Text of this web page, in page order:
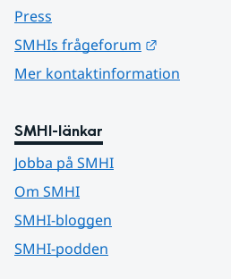
Press
SMHIs frågeforum
Mer kontaktinformation
SMHI-länkar
Jobba på SMHI
Om SMHI
SMHI-bloggen
SMHI-podden